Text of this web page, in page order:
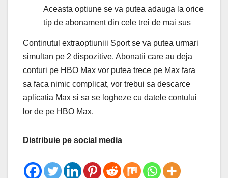
Aceasta optiune se va putea adauga la orice
tip de abonament din cele trei de mai sus
Continutul extraoptiuniii Sport se va putea urmari
simultan pe 2 dispozitive. Abonatii care au deja
conturi pe HBO Max vor putea trece pe Max fara
sa faca nimic complicat, vor trebui sa descarce
aplicatia Max si sa se logheze cu datele contului
lor de pe HBO Max.
Distribuie pe social media